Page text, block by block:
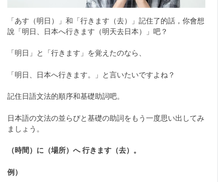
「あす（明日）」和「行きます（去）」記住了的話，你會想
說「明日、日本へ行きます（明天去日本）」吧？
「明日」と「行きます」を覚えたのなら、
「明日、日本へ行きます。」と言いたいですよね？
記住日語文法的順序和基礎助詞吧。
日本語の文法の並らびと基礎の助詞をもう一度思い出してみ
ましょう。
（時間）に（場所）へ 行きます（去）。
例）